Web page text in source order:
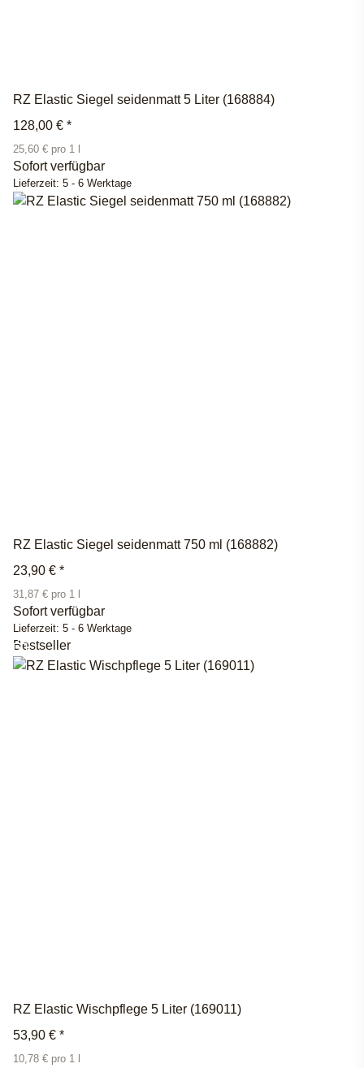
RZ Elastic Siegel seidenmatt 5 Liter (168884)
128,00 € *
25,60 € pro 1 l
Sofort verfügbar
Lieferzeit: 5 - 6 Werktage
RZ Elastic Siegel seidenmatt 750 ml (168882)
23,90 € *
31,87 € pro 1 l
Sofort verfügbar
Lieferzeit: 5 - 6 Werktage
Bestseller
RZ Elastic Wischpflege 5 Liter (169011)
53,90 € *
10,78 € pro 1 l